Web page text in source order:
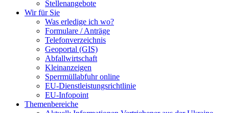
Stellenangebote
Wir für Sie
Was erledige ich wo?
Formulare / Anträge
Telefonverzeichnis
Geoportal (GIS)
Abfallwirtschaft
Kleinanzeigen
Sperrmüllabfuhr online
EU-Dienstleistungsrichtlinie
EU-Infopoint
Themenbereiche